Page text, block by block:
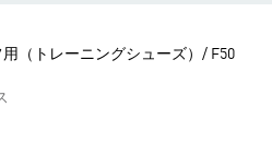
用（トレーニングシューズ）/ F50